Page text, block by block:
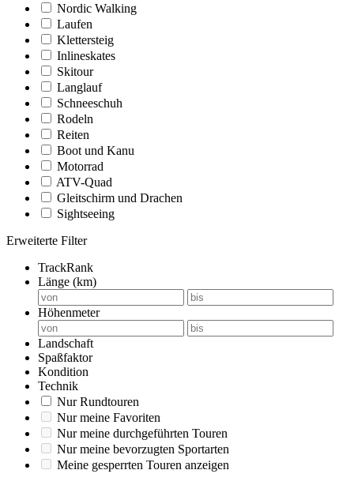
Nordic Walking
Laufen
Klettersteig
Inlineskates
Skitour
Langlauf
Schneeschuh
Rodeln
Reiten
Boot und Kanu
Motorrad
ATV-Quad
Gleitschirm und Drachen
Sightseeing
Erweiterte Filter
TrackRank
Länge (km)
Höhenmeter
Landschaft
Spaßfaktor
Kondition
Technik
Nur Rundtouren
Nur meine Favoriten
Nur meine durchgeführten Touren
Nur meine bevorzugten Sportarten
Meine gesperrten Touren anzeigen